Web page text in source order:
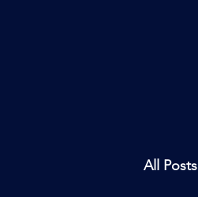
All Posts